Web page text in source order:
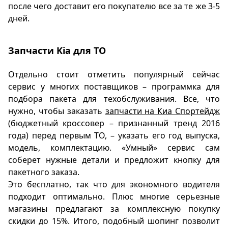
после чего доставит его покупателю все за те же 3-5
дней.
Запчасти Kia для ТО
Отдельно стоит отметить популярный сейчас
сервис у многих поставщиков – программка для
подбора пакета для техобслуживания. Все, что
нужно, чтобы заказать запчасти на Киа Спортейдж
(бюджетный кроссовер – признанный тренд 2016
года) перед первым ТО, – указать его год выпуска,
модель, комплектацию. «Умный» сервис сам
соберет нужные детали и предложит кнопку для
пакетного заказа.
Это бесплатно, так что для экономного водителя
подходит оптимально. Плюс многие серьезные
магазины предлагают за комплексную покупку
скидки до 15%. Итого, подобный шопинг позволит